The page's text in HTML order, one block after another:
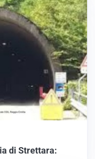
di Strettara: